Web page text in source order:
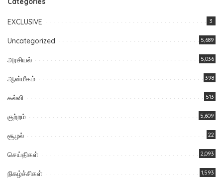
EXCLUSIVE 3
Uncategorized 5,689
அரசியல் 5,036
ஆன்மீகம் 398
கல்வி 513
குற்றம் 5,609
சூழல் 22
செய்திகள் 2,093
நிகழ்ச்சிகள் 1,593